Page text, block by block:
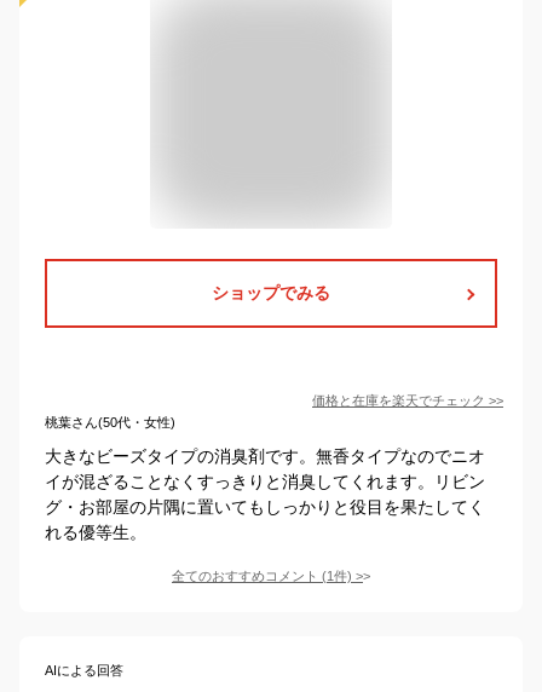
ショップでみる
価格と在庫を楽天でチェック >>
桃葉さん(50代・女性)
大きなビーズタイプの消臭剤です。無香タイプなのでニオ
イが混ざることなくすっきりと消臭してくれます。リビン
グ・お部屋の片隅に置いてもしっかりと役目を果たしてく
れる優等生。
全てのおすすめコメント (1件) >
AIによる回答